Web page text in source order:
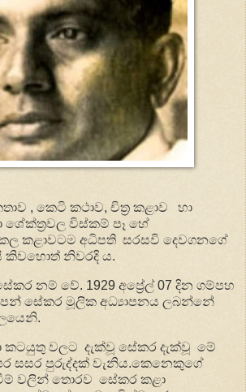
, කෙටි කථාව, චිත්‍ර කළාව හා
විස්කම් පෑ හේ
කළාවටම අධිපති සරසවි දෙවගනගේ
කිවහොත් නිවරදි ය.
නම් වේ. 1929 අප්‍රේල් 07 දින ගම්පහ
සේකර මූලික අධ්‍යාපනය ලබන්නේ
කටයුතු වලට දැක්වූ සේකර දැක්වූ මේ
සසර පුරුද්දක් වැනිය.කෙනෙකුගේ
වලින් තොරව සේකර කළා